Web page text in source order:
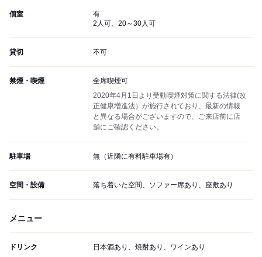
個室
有
2人可、20～30人可
貸切 不可
禁煙・喫煙
全席喫煙可
2020年4月1日より受動喫煙対策に関する法律(改
正健康増進法）が施行されており、最新の情報
と異なる場合がございますので、ご来店前に店
舗にご確認ください。
駐車場 無（近隣に有料駐車場有）
空間・設備 落ち着いた空間、ソファー席あり、座敷あり
メニュー
ドリンク 日本酒あり、焼酎あり、ワインあり